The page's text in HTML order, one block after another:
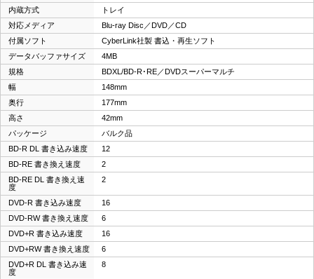
内蔵方式
トレイ
対応メディア
Blu-ray Disc／DVD／CD
付属ソフト
CyberLink社製 書込・再生ソフト
データバッファサイズ
4MB
規格
BDXL/BD-R･RE／DVDスーパーマルチ
幅
148mm
奥行
177mm
高さ
42mm
パッケージ
バルク品
BD-R DL 書き込み速度
12
BD-RE 書き換え速度
2
BD-RE DL 書き換え速
度
2
DVD-R 書き込み速度
16
DVD-RW 書き換え速度
6
DVD+R 書き込み速度
16
DVD+RW 書き換え速度
6
DVD+R DL 書き込み速
度
8